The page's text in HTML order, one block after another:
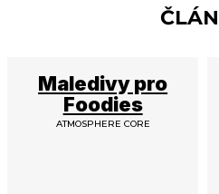
Maledivy pro
Foodies
ATMOSPHERE CORE